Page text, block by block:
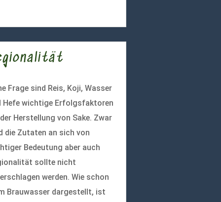
Frage sind Reis, Koji, Wasser
Hefe wichtige Erfolgsfaktoren
Herstellung von Sake. Zwar
die Zutaten an sich von
Bedeutung aber auch
sollte nicht
werden. Wie schon
Brauwasser dargestellt, ist